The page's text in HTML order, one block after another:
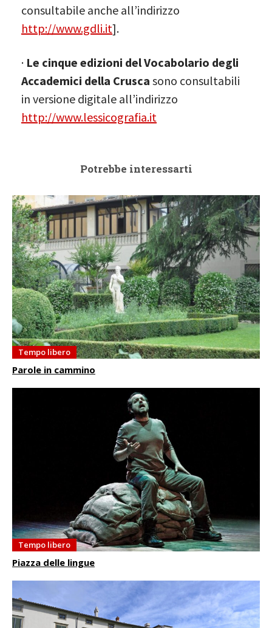
consultabile anche all’indirizzo
http://www.gdli.it].
· Le cinque edizioni del Vocabolario degli
Accademici della Crusca sono consultabili
in versione digitale all’indirizzo
http://www.lessicografia.it
Potrebbe interessarti
Tempo libero
Parole in cammino
Tempo libero
Piazza delle lingue